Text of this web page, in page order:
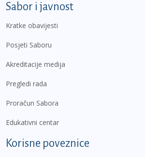
Sabor i javnost
Kratke obavijesti
Posjeti Saboru
Akreditacije medija
Pregledi rada
Proračun Sabora
Edukativni centar
Korisne poveznice